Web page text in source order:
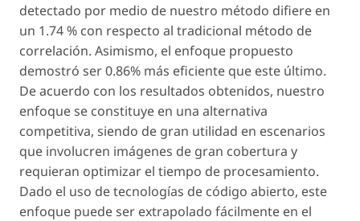
detectado por medio de nuestro método difiere en
un 1.74 % con respecto al tradicional método de
correlación. Asimismo, el enfoque propuesto
demostró ser 0.86% más eficiente que este último.
De acuerdo con los resultados obtenidos, nuestro
enfoque se constituye en una alternativa
competitiva, siendo de gran utilidad en escenarios
que involucren imágenes de gran cobertura y
requieran optimizar el tiempo de procesamiento.
Dado el uso de tecnologías de código abierto, este
enfoque puede ser extrapolado fácilmente en el